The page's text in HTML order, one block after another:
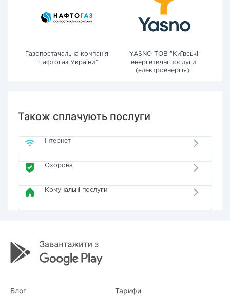
Газопостачальна компанія
"Нафтогаз України"
YASNO ТОВ "Київські
енергетичні послуги
(електроенергія)"
Також сплачують послуги
Інтернет
Охорона
Комунальні послуги
Блог Тарифи